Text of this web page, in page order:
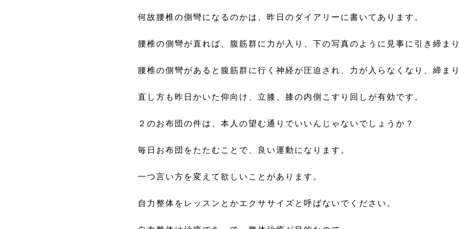
何故腰椎の側彎になるのかは、昨日のダイアリーに書いてあります。
腰椎の側彎が直れば、腹筋群に力が入り、下の写真のように見事に引き締まり
腰椎の側彎があると腹筋群に行く神経が圧迫され、力が入らなくなり、締ま
直し方も昨日かいた仰向け、立膝、膝の内側こすり回しが有効です。
２のお布団の件は、本人の望む通りでいいんじゃないでしょうか？
毎日お布団をたたむことで、良い運動になります。
一つ言い方を変えて欲しいことがあります。
自力整体をレッスンとかエクササイズと呼ばないでください。